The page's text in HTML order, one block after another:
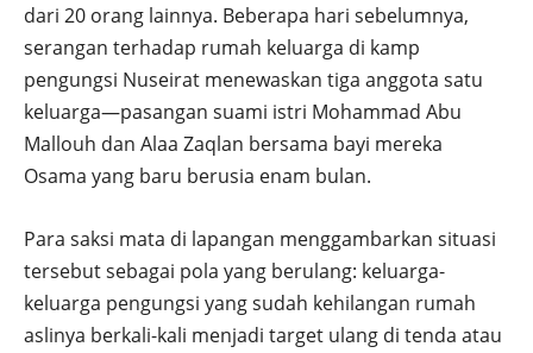
dari 20 orang lainnya. Beberapa hari sebelumnya,
serangan terhadap rumah keluarga di kamp
pengungsi Nuseirat menewaskan tiga anggota satu
keluarga—pasangan suami istri Mohammad Abu
Mallouh dan Alaa Zaqlan bersama bayi mereka
Osama yang baru berusia enam bulan.
Para saksi mata di lapangan menggambarkan situasi
tersebut sebagai pola yang berulang: keluarga-
keluarga pengungsi yang sudah kehilangan rumah
aslinya berkali-kali menjadi target ulang di tenda atau